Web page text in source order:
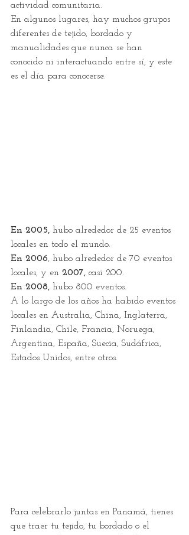
actividad comunitaria.
En algunos lugares, hay muchos grupos
diferentes de tejido, bordado y
manualidades que nunca se han
conocido ni interactuando entre sí, y este
es el día para conocerse.
En 2005, hubo alrededor de 25 eventos
locales en todo el mundo.
En 2006, hubo alrededor de 70 eventos
locales, y en 2007, casi 200.
En 2008, hubo 800 eventos.
A lo largo de los años ha habido eventos
locales en Australia, China, Inglaterra,
Finlandia, Chile, Francia, Noruega,
Argentina, España, Suecia, Sudáfrica,
Estados Unidos, entre otros.
Para celebrarlo juntas en Panamá, tienes
que traer tu tejido, tu bordado o el